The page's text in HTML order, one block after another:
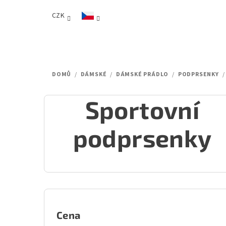
CZK
DOMŮ / DÁMSKÉ / DÁMSKÉ PRÁDLO / PODPRSENKY /
Sportovní
podprsenky
Cena